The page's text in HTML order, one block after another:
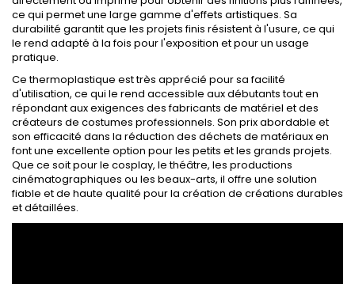
ce qui permet une large gamme d'effets artistiques. Sa
durabilité garantit que les projets finis résistent à l'usure, ce qui
le rend adapté à la fois pour l'exposition et pour un usage
pratique.
Ce thermoplastique est très apprécié pour sa facilité
d'utilisation, ce qui le rend accessible aux débutants tout en
répondant aux exigences des fabricants de matériel et des
créateurs de costumes professionnels. Son prix abordable et
son efficacité dans la réduction des déchets de matériaux en
font une excellente option pour les petits et les grands projets.
Que ce soit pour le cosplay, le théâtre, les productions
cinématographiques ou les beaux-arts, il offre une solution
fiable et de haute qualité pour la création de créations durables
et détaillées.